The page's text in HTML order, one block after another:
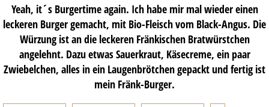
Yeah, it´s Burgertime again. Ich habe mir mal wieder einen
leckeren Burger gemacht, mit Bio-Fleisch vom Black-Angus. Die
Würzung ist an die leckeren Fränkischen Bratwürstchen
angelehnt. Dazu etwas Sauerkraut, Käsecreme, ein paar
Zwiebelchen, alles in ein Laugenbrötchen gepackt und fertig ist
mein Fränk-Burger.